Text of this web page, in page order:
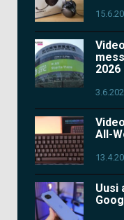
All-
Uusi